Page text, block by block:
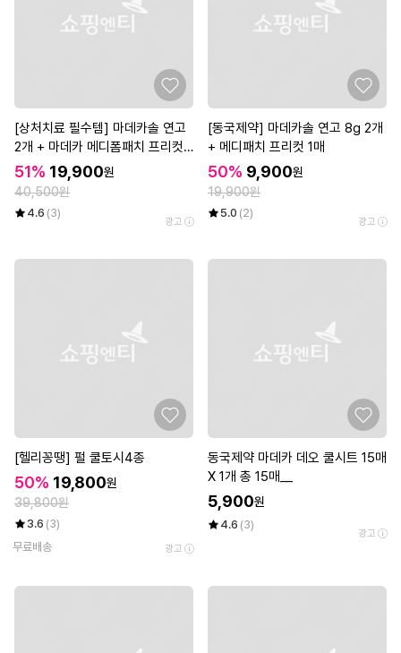
[상처치료 필수템] 마데카솔 연고
2개 + 마데카 메디폼패치 프리컷
2매*3개
51% 19,900원
40,500원
4.6 (3)
광고
[동국제약] 마데카솔 연고 8g 2개
+ 메디패치 프리컷 1매
50% 9,900원
19,900원
5.0 (2)
광고
[헬리꽁땡] 펄 쿨토시4종
50% 19,800원
39,800원
3.6 (3)
무료배송
광고
동국제약 마데카 데오 쿨시트 15매
X 1개 총 15매__
5,900원
4.6 (3)
광고